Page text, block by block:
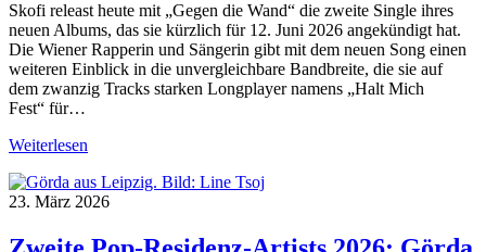
Skofi releast heute mit „Gegen die Wand“ die zweite Single ihres
neuen Albums, das sie kürzlich für 12. Juni 2026 angekündigt hat.
Die Wiener Rapperin und Sängerin gibt mit dem neuen Song einen
weiteren Einblick in die unvergleichbare Bandbreite, die sie auf
dem zwanzig Tracks starken Longplayer namens „Halt Mich
Fest“ für…
Weiterlesen
23. März 2026